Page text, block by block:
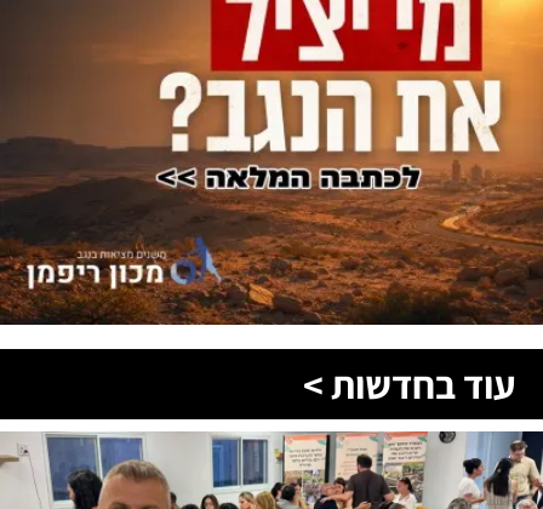
עוד בחדשות >